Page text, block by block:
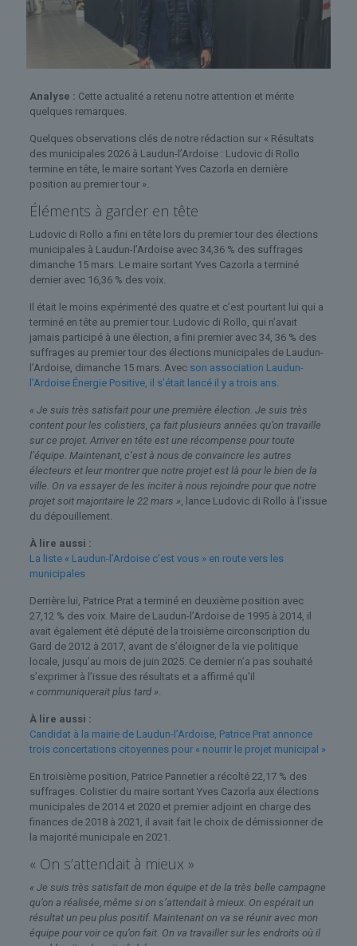
Analyse : Cette actualité a retenu notre attention et mérite
quelques remarques.
Quelques observations clés de notre rédaction sur « Résultats
des municipales 2026 à Laudun-l’Ardoise : Ludovic di Rollo
termine en tête, le maire sortant Yves Cazorla en dernière
position au premier tour ».
Éléments à garder en tête
Ludovic di Rollo a fini en tête lors du premier tour des élections
municipales à Laudun-l’Ardoise avec 34,36 % des suffrages
dimanche 15 mars. Le maire sortant Yves Cazorla a terminé
dernier avec 16,36 % des voix.
Il était le moins expérimenté des quatre et c’est pourtant lui qui a
terminé en tête au premier tour. Ludovic di Rollo, qui n’avait
jamais participé à une élection, a fini premier avec 34, 36 % des
suffrages au premier tour des élections municipales de Laudun-
l’Ardoise, dimanche 15 mars. Avecson association Laudun-
l’Ardoise Énergie Positive, il s’était lancé il y a trois ans.
« Je suis très satisfait pour une première élection. Je suis très
content pour les colistiers, ça fait plusieurs années qu’on travaille
sur ce projet. Arriver en tête est une récompense pour toute
l’équipe. Maintenant, c’est à nous de convaincre les autres
électeurs et leur montrer que notre projet est là pour le bien de la
ville. On va essayer de les inciter à nous rejoindre pour que notre
projet soit majoritaire le 22 mars » , lance Ludovic di Rollo à l’issue
du dépouillement.
À lire aussi :
La liste « Laudun-l’Ardoise c’est vous » en route vers les
municipales
Derrière lui, Patrice Prat a terminé en deuxième position avec
27,12 % des voix. Maire de Laudun-l’Ardoise de 1995 à 2014, il
avait également été député de la troisième circonscription du
Gard de 2012 à 2017, avant de s’éloigner de la vie politique
locale, jusqu’au mois de juin 2025. Ce dernier n’a pas souhaité
s’exprimer à l’issue des résultats et a affirmé qu’il
« communiquerait plus tard »
À lire aussi :
Candidat à la mairie de Laudun-l’Ardoise, Patrice Prat annonce
trois concertations citoyennes pour « nourrir le projet municipal »
En troisième position, Patrice Pannetier a récolté 22,17 % des
suffrages. Colistier d u maire sortant Yves Cazorla aux élections
municipales de 2014 et 2020 et premier adjoint en charge des
finances de 2018 à 2021, il avait fait le choix de démissionner de
la majorité municipale en 2021.
« On s’attendait à mieux »
« Je suis très satisfait de mon équipe et de la très belle campagne
qu’on a réalisée, même si on s’attendait à mieux. On espérait un
résultat un peu plus positif. Maintenant on va se réunir avec mon
équipe pour voir ce qu’on fait. On va travailler sur les endroits où il